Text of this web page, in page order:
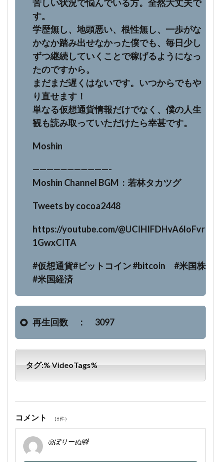
苦しい状況で悩んでいる方。全然大丈夫で
す。
学歴無し、地頭悪い、根性無し、一歩がな
かなか踏み出せなかった僕でも、毎日少し
ずつ継続していくことで稼げるようになっ
たのですから。
まだまだ遅くはないです。いつからでもや
り直せます！
単なる仮想通貨情報だけでなく、僕の人生
観も読み取っていただけたら幸甚です。
Moshin
———————————-
Moshin Channel BGM：若林タカツグ
Tweets by cocoa2448
https://youtube.com/@UCIHIFDHvA6loFvr
1GwxCITA
#仮想通貨#ビットコイン #bitcoin #米国株
#米国経済
再生回数 ： 3097
タグ:% VideoTags%
コメント （6件）
@ぽりーぬ瞬